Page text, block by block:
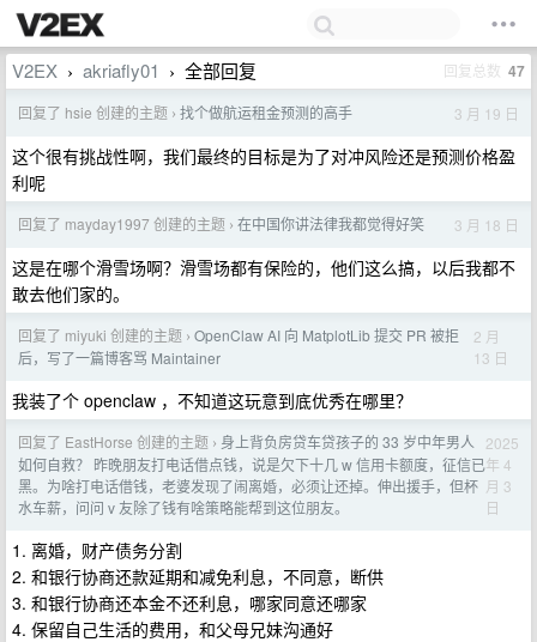
V2EX › akriafly01 › 全部回复 回复总数 47
回复了 hsie 创建的主题 › 找个做航运租金预测的高手 3 月 19 日
这个很有挑战性啊，我们最终的目标是为了对冲风险还是预测价格盈
利呢
回复了 mayday1997 创建的主题 › 在中国你讲法律我都觉得好笑 3 月 18 日
这是在哪个滑雪场啊？滑雪场都有保险的，他们这么搞，以后我都不
敢去他们家的。
回复了 miyuki 创建的主题 › OpenClaw AI 向 MatplotLib 提交 PR 被拒
后，写了一篇博客骂 Maintainer
2 月
13 日
我装了个 openclaw ，不知道这玩意到底优秀在哪里？
回复了 EastHorse 创建的主题 › 身上背负房贷车贷孩子的 33 岁中年男人
如何自救？ 昨晚朋友打电话借点钱，说是欠下十几 w 信用卡额度，征信已
黑。为啥打电话借钱，老婆发现了闹离婚，必须让还掉。伸出援手，但杯
水车薪，问问 v 友除了钱有啥策略能帮到这位朋友。
2025
年 4
月 3
日
1. 离婚，财产债务分割
2. 和银行协商还款延期和减免利息，不同意，断供
3. 和银行协商还本金不还利息，哪家同意还哪家
4. 保留自己生活的费用，和父母兄妹沟通好